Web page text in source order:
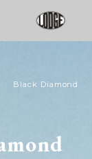
Black Diamond